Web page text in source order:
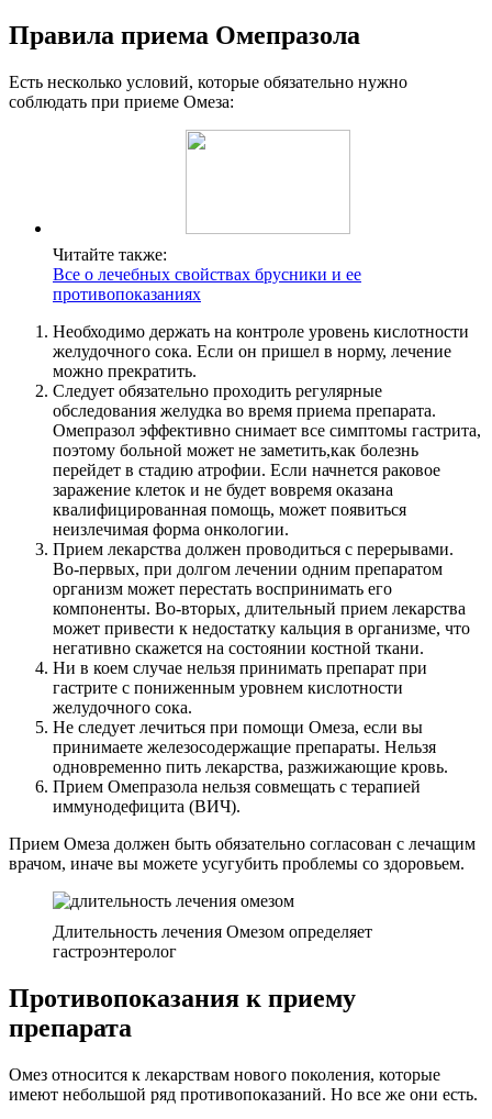
Правила приема Омепразола
Есть несколько условий, которые обязательно нужно
соблюдать при приеме Омеза:
Читайте также:
Все о лечебных свойствах брусники и ее
противопоказаниях
Необходимо держать на контроле уровень кислотности
желудочного сока. Если он пришел в норму, лечение
можно прекратить.
Следует обязательно проходить регулярные
обследования желудка во время приема препарата.
Омепразол эффективно снимает все симптомы гастрита,
поэтому больной может не заметить,как болезнь
перейдет в стадию атрофии. Если начнется раковое
заражение клеток и не будет вовремя оказана
квалифицированная помощь, может появиться
неизлечимая форма онкологии.
Прием лекарства должен проводиться с перерывами.
Во-первых, при долгом лечении одним препаратом
организм может перестать воспринимать его
компоненты. Во-вторых, длительный прием лекарства
может привести к недостатку кальция в организме, что
негативно скажется на состоянии костной ткани.
Ни в коем случае нельзя принимать препарат при
гастрите с пониженным уровнем кислотности
желудочного сока.
Не следует лечиться при помощи Омеза, если вы
принимаете железосодержащие препараты. Нельзя
одновременно пить лекарства, разжижающие кровь.
Прием Омепразола нельзя совмещать с терапией
иммунодефицита (ВИЧ).
Прием Омеза должен быть обязательно согласован с лечащим
врачом, иначе вы можете усугубить проблемы со здоровьем.
Длительность лечения Омезом определяет
гастроэнтеролог
Противопоказания к приему
препарата
Омез относится к лекарствам нового поколения, которые
имеют небольшой ряд противопоказаний. Но все же они есть.